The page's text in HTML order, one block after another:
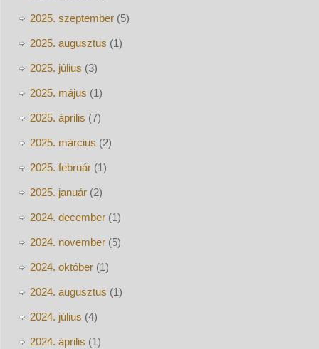
2025. szeptember(5)
2025. augusztus (1)
2025. július (3)
2025. május (1)
2025. április (7)
2025. március (2)
2025. február(1)
2025. január(2)
2024. december(1)
2024. november(5)
2024. október(1)
2024. augusztus (1)
2024. július (4)
2024. április (1)